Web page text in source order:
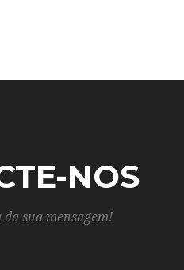
NOS
da sua mensagem!